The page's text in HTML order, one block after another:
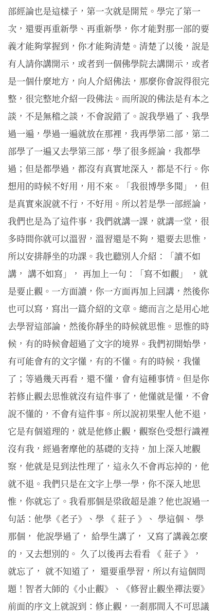
部經論也是這樣子，第一次就是開荒。學完了第一
次，還要再重新學、再重新學，你才能對那一部的要
義才能夠掌握到，你才能夠清楚。清楚了以後，說是
有人請你講開示，或者到一個佛學院去講開示，或者
是一個什麼地方，向人介紹佛法，那麼你會說得很完
整，很完整地介紹一段佛法。而所說的佛法是有本之
談，不是無稽之談，不會說錯了。說我學過了、我學
過一遍，學過一遍就放在那裡，我再學第二部，第二
部學了一遍又去學第三部，學了很多經論，我都學
過；但是都學過，都沒有真實地深入，都是不行。你
想用的時候不好用，用不來。「我很博學多聞」，但
是真實來說就不行，不好用。所以若是學一部經論，
我們也是為了這件事，我們就講一課，就講一堂，很
多時間你就可以溫習，溫習還是不夠，還要去思惟，
所以安排靜坐的功課。我也聽別人介紹：「讀不如
講， 講不如寫」， 再加上一句：「寫不如觀」 ，就
是要止觀。一方面讀，你一方面再加上回講，然後你
也可以寫，寫出一篇介紹的文章。總而言之是用心地
去學習這部論，然後你靜坐的時候就思惟。思惟的時
候，有的時候會超過了文字的境界。我們初開始學，
有可能會有的文字懂，有的不懂。有的時候，我懂
了；等過幾天再看，還不懂，會有這種事情。但是你
若修止觀去思惟就沒有這件事了，他懂就是懂，不會
說不懂的，不會有這件事。所以說初果聖人他不退，
它是有個道理的，就是他修止觀，觀察色受想行識裡
沒有我，經過奢摩他的基礎的支持，加上深入地觀
察，他就是見到法性理了，這永久不會再忘掉的，他
就不退。我們只是在文字上學一學，你不深入地思
惟，你就忘了。我看那個是梁啟超是誰？他也說過一
句話：他學《老子》、學 《 莊子 》、 學這個、 學
那個， 他說學過了， 給學生講了， 又寫了講義怎麼
的，又去想別的。 久了以後再去看看 《 莊子 》，
就忘了， 就不知道了， 還要重學習，所以有這個問
題！智者大師的《小止觀》、《修習止觀坐禪法要》
前面的序文上就說到：修止觀，一剎那間入不可思議